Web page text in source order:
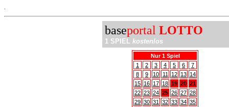
baseportal LOTTO
1 SPIEL kostenlos
Nur 1 Spiel
1
2 3 4 5 6
7
8
9 10 11 12 13 14
15 16 17 18 19 20 21
22 23 24 25 26 27 28
29 30 31 32 33 34 35